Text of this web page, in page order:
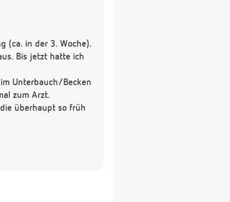
(ca. in der 3. Woche).
Bis jetzt hatte ich
Unterbauch/Becken
zum Arzt.
überhaupt so früh
auf dem